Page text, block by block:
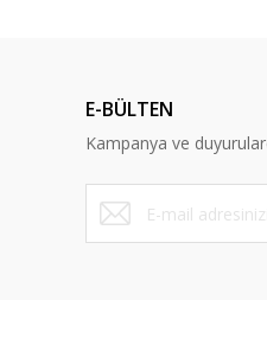
E-BÜLTEN
Kampanya ve